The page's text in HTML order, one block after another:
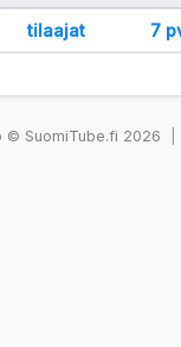
tilaajat 7
© SuomiTube.fi 2026